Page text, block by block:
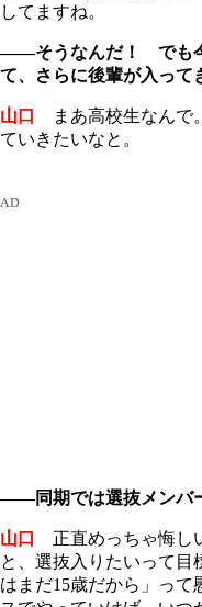
してますね。
――そうなんだ！ でも今
て、さらに後輩が入って
山口
まあ高校生なんで
ていきたいなと。
――同期では選抜メンバ
山口
正直めっちゃ悔し
と、選抜入りたいって目
はまだ15歳だから」っ